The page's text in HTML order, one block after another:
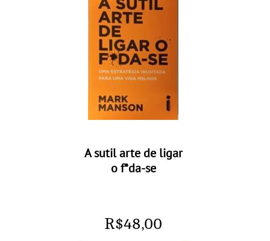
A sutil arte de ligar
o f*da-se
R$48,00